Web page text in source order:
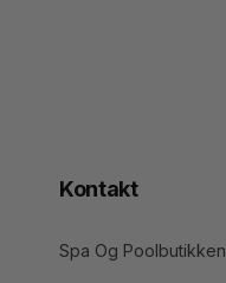
Kontakt
Spa Og Poolbutikken